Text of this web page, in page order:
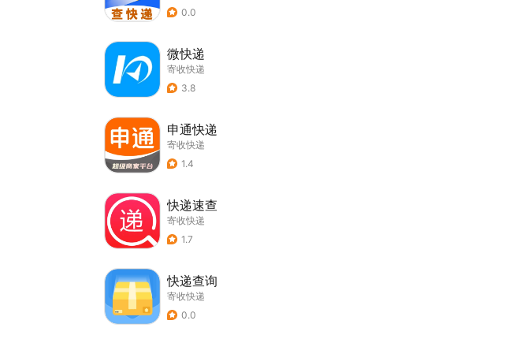
0.0
微快递
寄收快递
3.8
申通快递
寄收快递
1.4
快递速查
寄收快递
1.7
快递查询
寄收快递
0.0